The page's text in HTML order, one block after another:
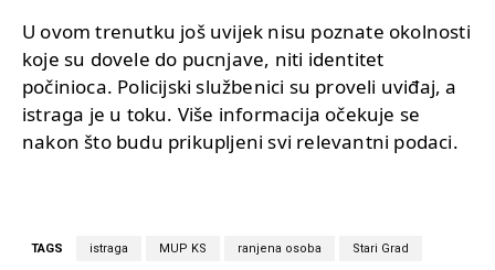
U ovom trenutku još uvijek nisu poznate okolnosti
koje su dovele do pucnjave, niti identitet
počinioca. Policijski službenici su proveli uviđaj, a
istraga je u toku. Više informacija očekuje se
nakon što budu prikupljeni svi relevantni podaci.
TAGS istraga MUP KS ranjena osoba Stari Grad